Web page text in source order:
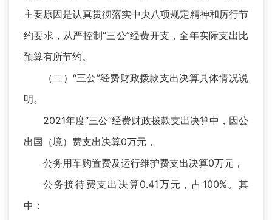
主要原因是认真贯彻落实中央八项规定精神和厉行节
约要求，从严控制“三公”经费开支，全年实际支出比
预算有所节约。
（二）“三公”经费财政拨款支出决算具体情况说
明。
2021年度“三公”经费财政拨款支出决算中，因公
出国（境）费支出决算0万元，
公务用车购置费及运行维护费支出决算0万元，
公务接待费支出决算0.41万元，占100%。其
中：